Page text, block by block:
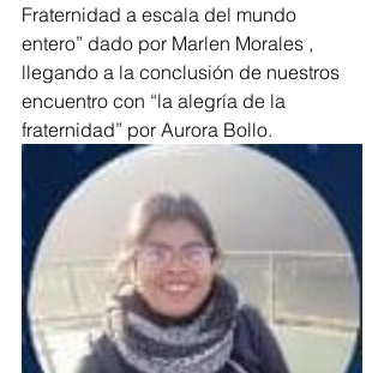
Fraternidad a escala del mundo
entero” dado por Marlen Morales ,
llegando a la conclusión de nuestros
encuentro con “la alegría de la
fraternidad” por Aurora Bollo.